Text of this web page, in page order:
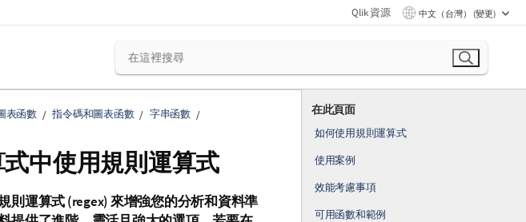
Qlik 資源 中文（台灣） (變更)
在此頁面
如何使用規則運算式
使用案例
效能考慮事項
可用函數和範例
表函數 指令碼和圖表函數 字串函數
中使用規則運算式
則運算式 (regex) 來增強您的分析和資料準